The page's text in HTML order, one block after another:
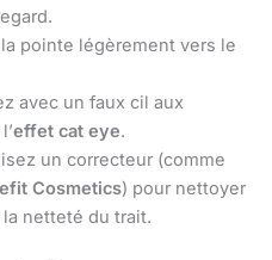
pointe légèrement vers le
avec un faux cil aux
effet cat eye.
un correcteur (comme
Cosmetics) pour nettoyer
netteté du trait.